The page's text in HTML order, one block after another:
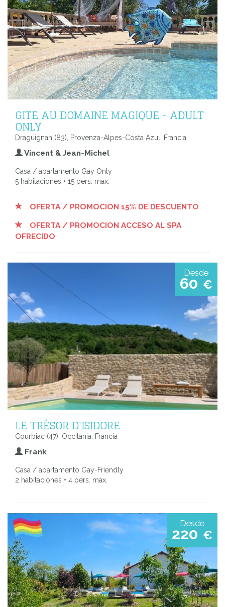
GITE AU DOMAINE MAGIQUE - ADULT
ONLY
Draguignan (83), Provenza-Alpes-Costa Azul, Francia
Vincent & Jean-Michel
Casa / apartamento Gay Only
5 habitaciones • 15 pers. max.
OFERTA / PROMOCION 15% DE DESCUENTO
OFERTA / PROMOCION ACCESO AL SPA
OFRECIDO
Desde
60 €
LE TRÉSOR D'ISIDORE
Courbiac (47), Occitania, Francia
Frank
Casa / apartamento Gay-Friendly
2 habitaciones • 4 pers. max.
Desde
220 €